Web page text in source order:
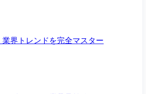
界トレンドを完全マスター